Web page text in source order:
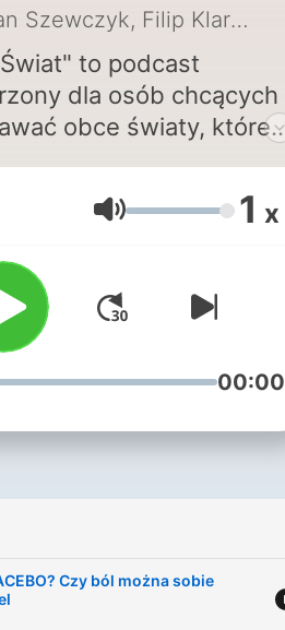
Damian Szewczyk, Filip Klarzyński
to podcast
dla osób chcących
obce światy, które
lifestyle czy sposób
Nie boimy się
żadnych tematów.
program to
Szewczyk i Filip
Głośność 1 x
00:00
Czy ból można sobie